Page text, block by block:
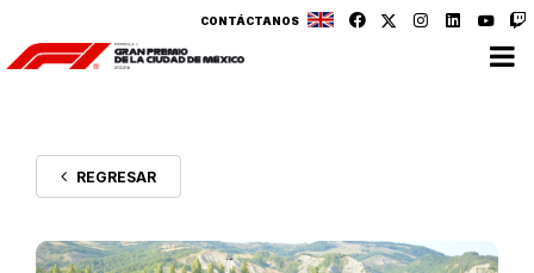
CONTÁCTANOS
REGRESAR